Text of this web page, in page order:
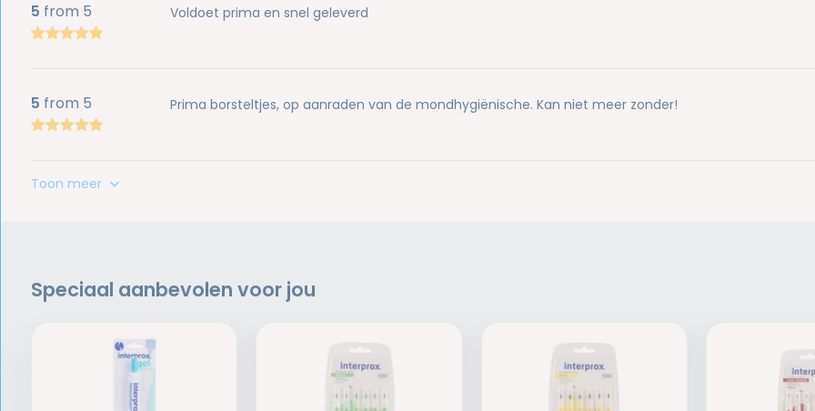
5 from 5 Voldoet prima en snel geleverd
5 from 5 Prima borsteltjes, op aanraden van de mondhygiënische. Kan niet meer zonder!
Toon meer
Speciaal aanbevolen voor jou